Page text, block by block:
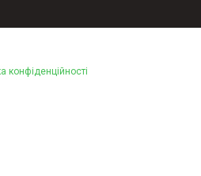
конфіденційності